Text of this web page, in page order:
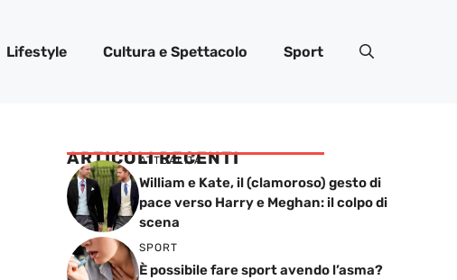
Lifestyle Cultura e Spettacolo Sport
ARTICOLI RECENTI
ATTUALITÁ
William e Kate, il (clamoroso) gesto di
pace verso Harry e Meghan: il colpo di
scena
SPORT
È possibile fare sport avendo l’asma?